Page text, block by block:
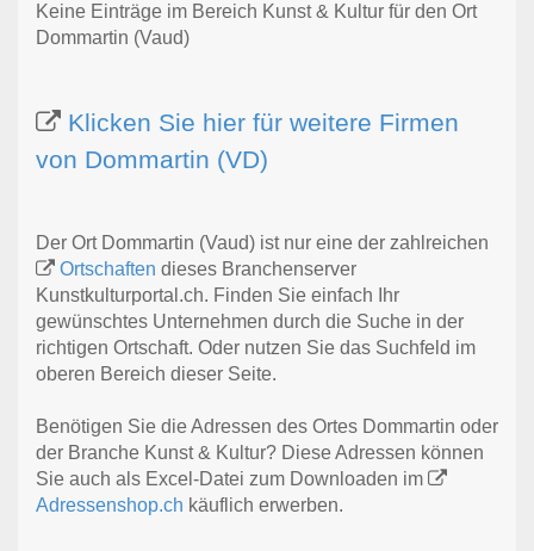
Keine Einträge im Bereich Kunst & Kultur für den Ort
Dommartin (Vaud)
Klicken Sie hier für weitere Firmen
von Dommartin (VD)
Der Ort Dommartin (Vaud) ist nur eine der zahlreichen
Ortschaften dieses Branchenserver
Kunstkulturportal.ch. Finden Sie einfach Ihr
gewünschtes Unternehmen durch die Suche in der
richtigen Ortschaft. Oder nutzen Sie das Suchfeld im
oberen Bereich dieser Seite.
Benötigen Sie die Adressen des Ortes Dommartin oder
der Branche Kunst & Kultur? Diese Adressen können
Sie auch als Excel-Datei zum Downloaden im
Adressenshop.ch käuflich erwerben.